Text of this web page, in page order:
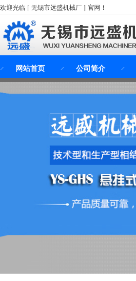
欢迎光临 [ 无锡市远盛机械厂 ] 官网！
网站首页 公司简介